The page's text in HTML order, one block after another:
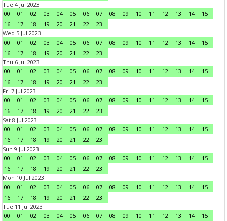
Tue 4 Jul 2023
00
01 02 03 04 05 06 07 08 09 10 11 12 13 14
15
16
17 18 19 20 21 22
23
Wed 5 Jul 2023
00
01 02 03 04 05 06 07 08 09 10 11 12 13 14
15
16
17 18 19 20 21 22
23
Thu 6 Jul 2023
00
01 02 03 04 05 06 07 08 09 10 11 12 13 14
15
16
17 18 19 20 21 22
23
Fri 7 Jul 2023
00
01 02 03 04 05 06 07 08 09 10 11 12 13 14
15
16
17 18 19 20 21 22
23
Sat 8 Jul 2023
00
01 02 03 04 05 06 07 08 09 10 11 12 13 14
15
16
17 18 19 20 21 22
23
Sun 9 Jul 2023
00
01 02 03 04 05 06 07 08 09 10 11 12 13 14
15
16
17 18 19 20 21 22
23
Mon 10 Jul 2023
00
01 02 03 04 05 06 07 08 09 10 11 12 13 14
15
16
17 18 19 20 21 22
23
Tue 11 Jul 2023
00
01 02 03 04 05 06 07 08 09 10 11 12 13 14
15